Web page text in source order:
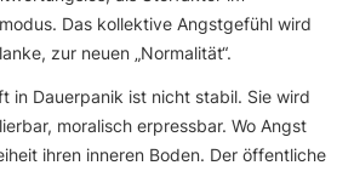
Das kollektive Angstgefühl wird
zur neuen „Normalität“.
in Dauerpanik ist nicht stabil. Sie wird
moralisch erpressbar. Wo Angst
ihren inneren Boden. Der öffentliche